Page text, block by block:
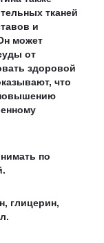
тканей
и
может
от
здоровой
что
по
глицерин,